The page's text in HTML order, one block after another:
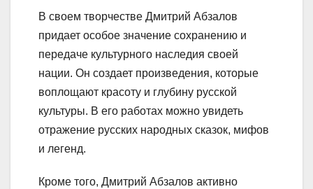
В своем творчестве Дмитрий Абзалов
придает особое значение сохранению и
передаче культурного наследия своей
нации. Он создает произведения, которые
воплощают красоту и глубину русской
культуры. В его работах можно увидеть
отражение русских народных сказок, мифов
и легенд.
Кроме того, Дмитрий Абзалов активно